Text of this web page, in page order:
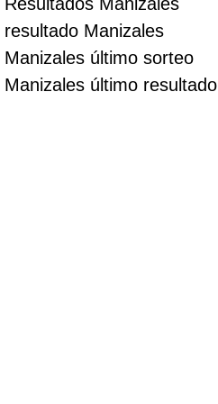
resultado Manizales
Manizales último sorteo
Manizales último resultado